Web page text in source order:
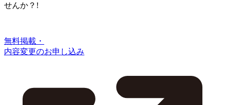
せんか？!
無料掲載・
内容変更のお申し込み